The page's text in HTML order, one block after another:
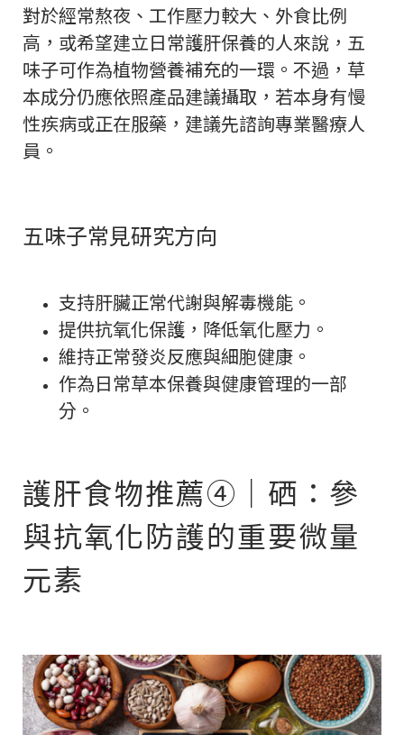
對於經常熬夜、工作壓力較大、外食比例
高，或希望建立日常護肝保養的人來說，五
味子可作為植物營養補充的一環。不過，草
本成分仍應依照產品建議攝取，若本身有慢
性疾病或正在服藥，建議先諮詢專業醫療人
員。
五味子常見研究方向
支持肝臟正常代謝與解毒機能。
提供抗氧化保護，降低氧化壓力。
維持正常發炎反應與細胞健康。
作為日常草本保養與健康管理的一部
分。
護肝食物推薦④｜硒：參
與抗氧化防護的重要微量
元素